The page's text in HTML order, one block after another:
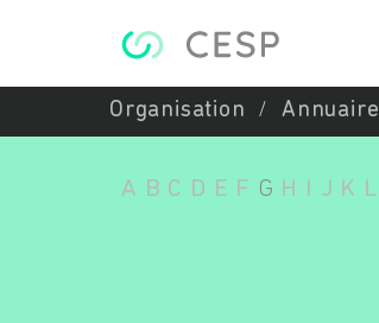
Organisation Annuaire
A B C D E F G H J K L